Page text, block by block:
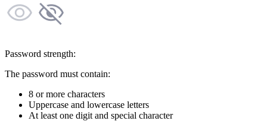
Password strength:
The password must contain:
8 or more characters
Uppercase and lowercase letters
At least one digit and special character